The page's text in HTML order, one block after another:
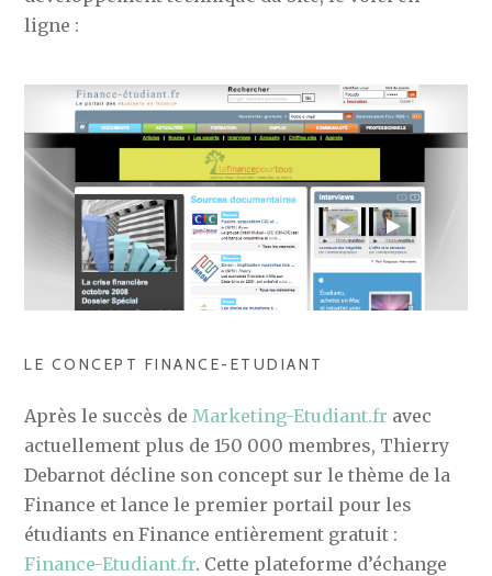
ligne :
LE CONCEPT FINANCE-ETUDIANT
Après le succès de Marketing-Etudiant.fr avec
actuellement plus de 150 000 membres, Thierry
Debarnot décline son concept sur le thème de la
Finance et lance le premier portail pour les
étudiants en Finance entièrement gratuit :
Finance-Etudiant.fr. Cette plateforme d’échange